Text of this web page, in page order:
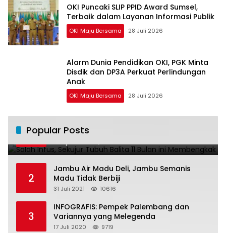
OKI Puncaki SLIP PPID Award Sumsel,
Terbaik dalam Layanan Informasi Publik
OKI Maju Bersama 28 Juli 2026
Alarm Dunia Pendidikan OKI, PGK Minta
Disdik dan DP3A Perkuat Perlindungan
Anak
OKI Maju Bersama 28 Juli 2026
Popular Posts
1
ini Membengkak
2
Jambu Air Madu Deli, Jambu Semanis
Madu Tidak Berbiji
31 Juli 2021 10616
3
INFOGRAFIS: Pempek Palembang dan
Variannya yang Melegenda
17 Juli 2020 9719